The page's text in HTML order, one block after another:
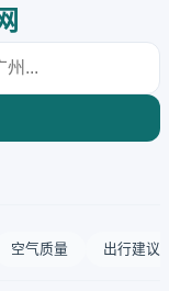
空气质量 出行建议